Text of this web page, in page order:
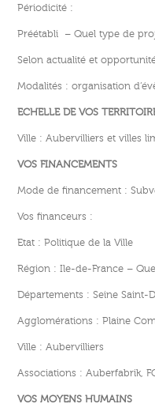
Périodicité :
Préétabli – Quel type de
Selon actualité et
Modalités : organisation
ECHELLE DE VOS
Ville : Aubervilliers et villes
VOS FINANCEMENTS
Mode de financement :
Vos financeurs :
Etat : Politique de la Ville
Région : Ile-de-France –
Départements : Seine Saint-
Agglomérations : Plaine
Ville : Aubervilliers
Associations : Auberfabrik,
VOS MOYENS HUMAINS